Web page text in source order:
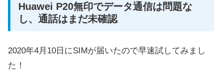
Huawei P20無印でデータ通信は問題な
し、通話はまだ未確認
2020年4月10日にSIMが届いたので早速試してみまし
た！